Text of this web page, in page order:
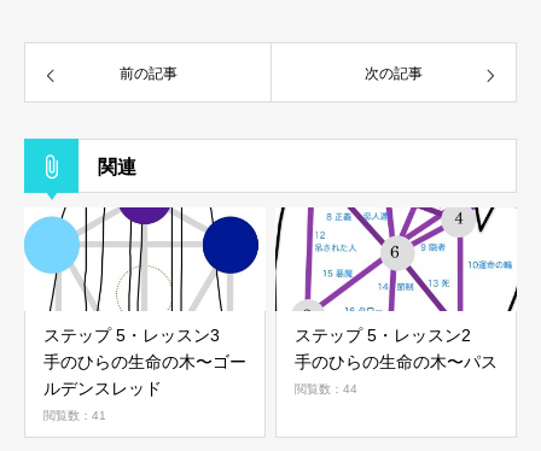
前の記事 次の記事
関連
ステップ 5・レッスン3
手のひらの生命の木〜ゴー
ルデンスレッド
閲覧数：41
ステップ 5・レッスン2
手のひらの生命の木〜パス
閲覧数：44